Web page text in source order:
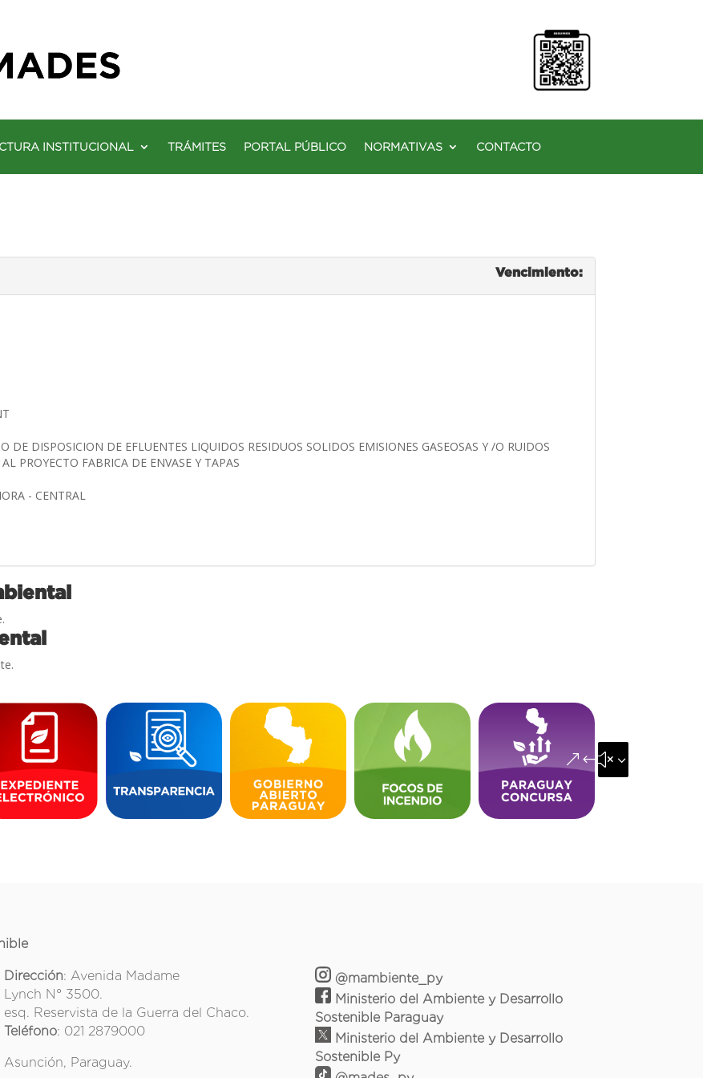
INSTITUCIONAL TRÁMITES PORTAL PÚBLICO NORMATIVAS CONTACTO
Vencimiento:
DE DISPOSICION DE EFLUENTES LIQUIDOS RESIDUOS SOLIDOS EMISIONES GASEOSAS Y /O RUIDOS
PROYECTO FABRICA DE ENVASE Y TAPAS
- CENTRAL
&#x35;
Dirección: Avenida Madame
Lynch N° 3500.
esq. Reservista de la Guerra del Chaco.
Teléfono: 021 2879000
Asunción, Paraguay.
@mambiente_py
Ministerio del Ambiente y Desarrollo
Sostenible Paraguay
Ministerio del Ambiente y Desarrollo
Sostenible Py